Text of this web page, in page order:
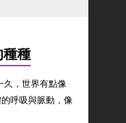
種
久，世界有點像
呼吸與脈動，像